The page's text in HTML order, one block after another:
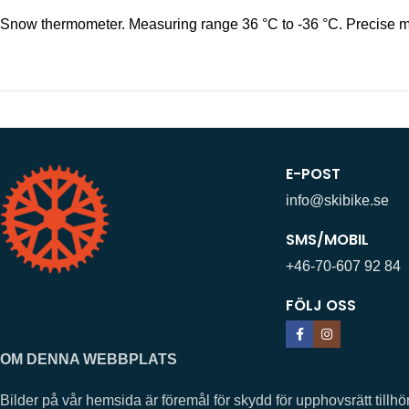
Snow thermometer. Measuring range 36 °C to -36 °C. Precise
E-POST
info@skibike.se
SMS/MOBIL
+46-70-607 92 84
FÖLJ OSS
OM DENNA WEBBPLATS
Bilder på vår hemsida är föremål för skydd för upphovsrätt